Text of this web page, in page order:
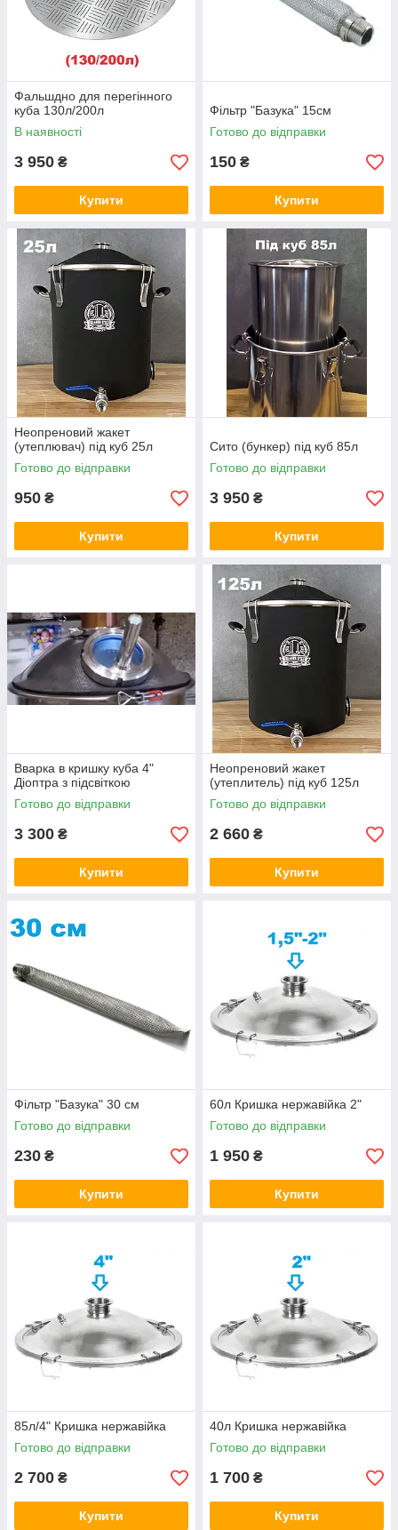
Фальшдно для перегінного
куба 130л/200л
В наявності
3 950 ₴
Купити
Фільтр "Базука" 15см
Готово до відправки
150 ₴
Купити
Неопреновий жакет
(утеплювач) під куб 25л
Готово до відправки
950 ₴
Купити
Сито (бункер) під куб 85л
Готово до відправки
3 950 ₴
Купити
Вварка в кришку куба 4"
Діоптра з підсвіткою
Готово до відправки
3 300 ₴
Купити
Неопреновий жакет
(утеплитель) під куб 125л
Готово до відправки
2 660 ₴
Купити
Фільтр "Базука" 30 см
Готово до відправки
230 ₴
Купити
60л Кришка нержавійка 2"
Готово до відправки
1 950 ₴
Купити
85л/4" Кришка нержавійка
Готово до відправки
2 700 ₴
Купити
40л Кришка нержавійка
Готово до відправки
1 700 ₴
Купити